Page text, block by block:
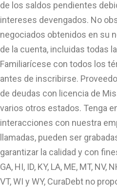
de los saldos pendientes
intereses devengados. No
negociados obtenidos en su
de la cuenta, incluidas todas
Familiarícese con todos los
antes de inscribirse.
de deudas con licencia de
varios otros estados. Tenga
interacciones con nuestra
llamadas, pueden ser
garantizar la calidad y con
GA, HI, ID, KY, LA, ME, MT, NV,
VT, WI y WY, CuraDebt no